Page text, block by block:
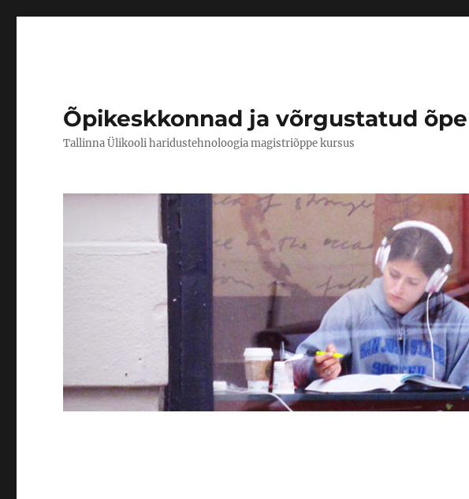
Õpikeskkonnad ja võrgustatud õpe
Tallinna Ülikooli haridustehnoloogia magistriõppe kursus